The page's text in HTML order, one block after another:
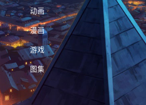
动画
漫画
游戏
图集